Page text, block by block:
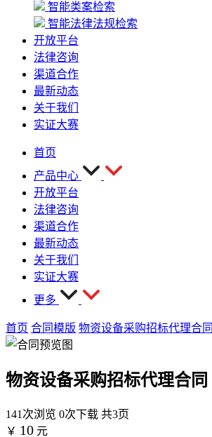
智能类案检索
智能法律法规检索
开放平台
法律咨询
渠道合作
最新动态
关于我们
实证大赛
首页
产品中心
开放平台
法律咨询
渠道合作
最新动态
关于我们
实证大赛
更多
首页 合同模版 物资设备采购招标代理合同
物资设备采购招标代理合同
141次浏览 0次下载 共3页
￥ 10 元